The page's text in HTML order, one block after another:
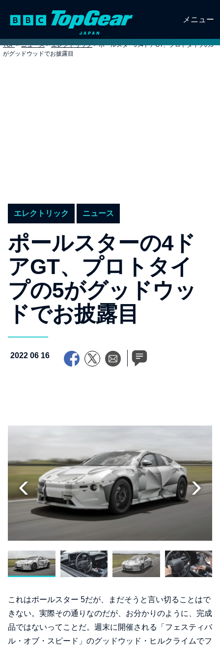
メニュー
TOP > ニュース > エレクトリック > ポールスターの4ドアGT、プロトタイプの5
がグッドウッドでお披露目
エレクトリック ニュース
ポールスターの4ド
アGT、プロトタイ
プの5がグッドウッ
ドでお披露目
2022 06 16
これはポールスター 5だが、まだそうと言い切ることはで
きない。実際その通りなのだが、お分かりのように、完成
品ではないってことだ。週末に開催される「フェスティバ
ル・オブ・スピード」のグッドウッド・ヒルクライムでフ